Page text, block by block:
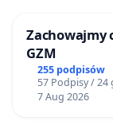
Zachowajmy
GZM
255 podpisów
57 Podpisy / 24
7 Aug 2026